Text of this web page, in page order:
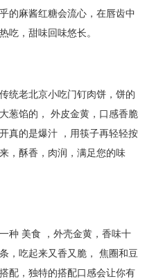
的麻酱红糖会流心，在唇齿中
吃，甜味回味悠长。
统老北京小吃门钉肉饼，饼的
葱馅的， 外皮金黄，口感香脆
真的是爆汁 ，用筷子再轻轻按
，酥香，肉润，满足您的味
种 美食 ，外壳金黄，香味十
，吃起来又香又脆， 焦圈和豆
配，独特的搭配口感会让你有